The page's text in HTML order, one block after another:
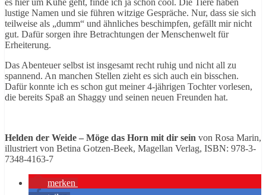
lustige Namen und sie führen witzige Gespräche. Nur, dass sie sich
teilweise als „dumm“ und ähnliches beschimpfen, gefällt mir nicht
gut. Dafür sorgen ihre Betrachtungen der Menschenwelt für
Erheiterung.
Das Abenteuer selbst ist insgesamt recht ruhig und nicht all zu
spannend. An manchen Stellen zieht es sich auch ein bisschen.
Dafür konnte ich es schon gut meiner 4-jährigen Tochter vorlesen,
die bereits Spaß an Shaggy und seinen neuen Freunden hat.
Helden der Weide – Möge das Horn mit dir sein von Rosa Marin,
illustriert von Betina Gotzen-Beek, Magellan Verlag, ISBN: 978-3-
7348-4163-7
merken